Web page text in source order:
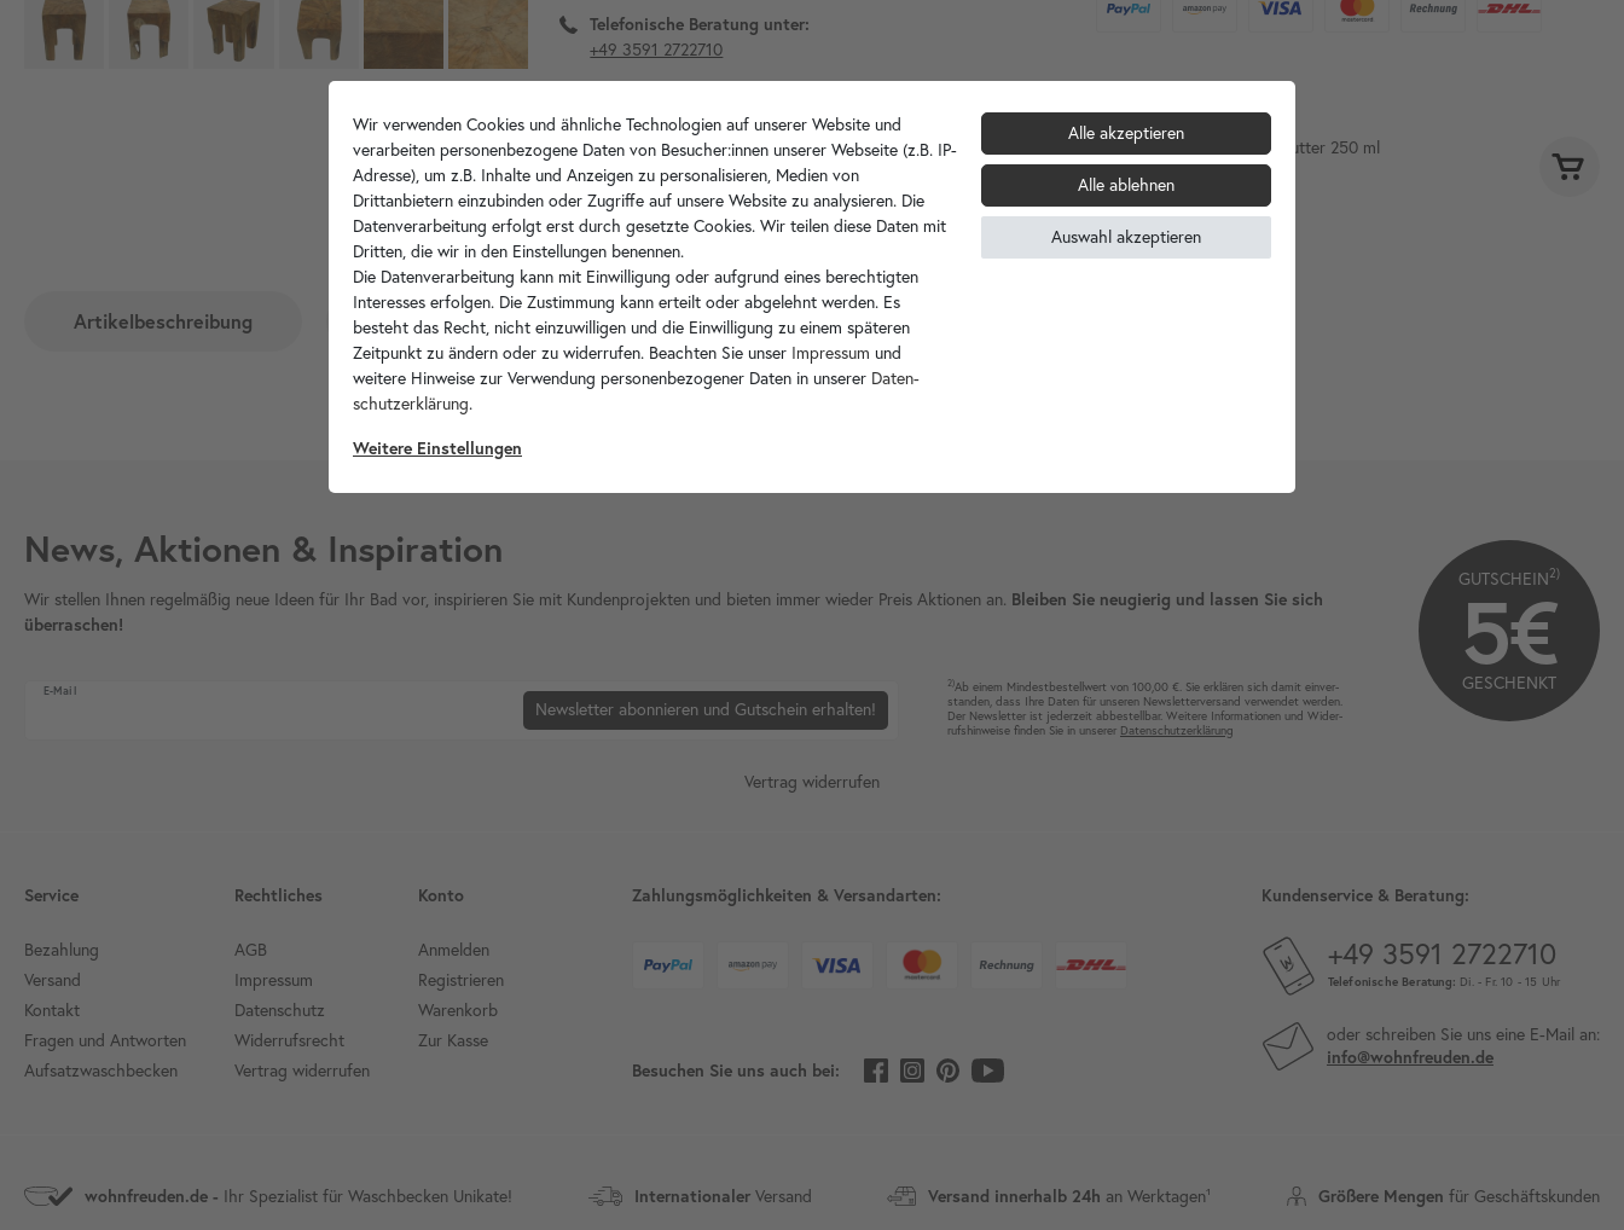
Telefonische Beratung unter:
+49 3591 2722710
Renuwell Holz Butter 250 ml
15,90 € 13,90 €
Artikelbeschreibung Hersteller-Info
wohnfreuden.de - Ihr Spezialist für Waschbecken Unikate! InternationalerVersand Versand innerhalb 24h an Werktagen¹ Größere Mengen für Geschäftskunden
News, Aktionen & Inspiration
Wir stellen Ihnen regelmäßig neue Ideen für Ihr Bad vor, inspirieren Sie mit Kundenprojekten und bieten immer wieder Preis Aktionen an. Bleiben Sie neugierig und lassen Sie sich
überraschen!
E-Mail
Newsletter Honig
Newsletter abonnieren und Gutschein erhalten!
2)Ab einem Mindest­bestell­wert von 100,00 €. Sie erklären sich damit ein­ver­
standen, dass Ihre Da­ten für unseren News­letter­versand ver­wen­det werden.
Der News­letter ist jeder­zeit ab­bestel­lbar. Weitere Infor­mationen und Wider­
rufshin­weise finden Sie in unserer Daten­schutz­erklärung
GUTSCHEIN2)
5€
GESCHENKT
Vertrag widerrufen
Service
Bezahlung
Versand
Kontakt
Fragen und Antworten
Aufsatzwaschbecken
Rechtliches
AGB
Impressum
Datenschutz
Widerrufsrecht
Vertrag widerrufen
Konto
Anmelden
Registrieren
Warenkorb
Zur Kasse
Zahlungsmöglichkeiten & Versandarten:
Besuchen Sie uns auch bei:
Kundenservice & Beratung:
+49 3591 2722710
Telefonische Beratung: Di. - Fr. 10 - 15 Uhr
oder schreiben Sie uns eine E-Mail an:
info@wohnfreuden.de
Wir verwenden Cookies und ähnliche Technologien auf unserer Website und
verarbeiten personenbezogene Daten von Besucher:innen unserer Webseite (z.B. IP-
Adresse), um z.B. Inhalte und Anzeigen zu personalisieren, Medien von
Drittanbietern einzubinden oder Zugriffe auf unsere Website zu analysieren. Die
Datenverarbeitung erfolgt erst durch gesetzte Cookies. Wir teilen diese Daten mit
Dritten, die wir in den Einstellungen benennen.
Die Datenverarbeitung kann mit Einwilligung oder aufgrund eines berechtigten
Interesses erfolgen. Die Zustimmung kann erteilt oder abgelehnt werden. Es
besteht das Recht, nicht einzuwilligen und die Einwilligung zu einem späteren
Zeitpunkt zu ändern oder zu widerrufen. Beachten Sie unser Impressum und
weitere Hinweise zur Verwendung personenbezogener Daten in unserer Daten­
schutz­erklärung.
Weitere Einstellungen
Alle akzeptieren
Alle ablehnen
Auswahl akzeptieren